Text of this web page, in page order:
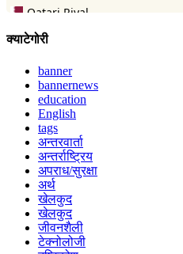
क्याटेगोरी
banner
bannernews
education
English
tags
अन्तरवार्ता
अन्तर्राष्ट्रिय
अपराध/सुरक्षा
अर्थ
खेलकुद
खेलकुद
जीवनशैली
टेक्नोलोजी